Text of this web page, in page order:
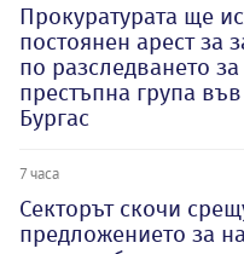
Прокуратурата ще
постоянен арест за
по разследването за
престъпна група
Бургас
7 часа
Секторът скочи
предложението за